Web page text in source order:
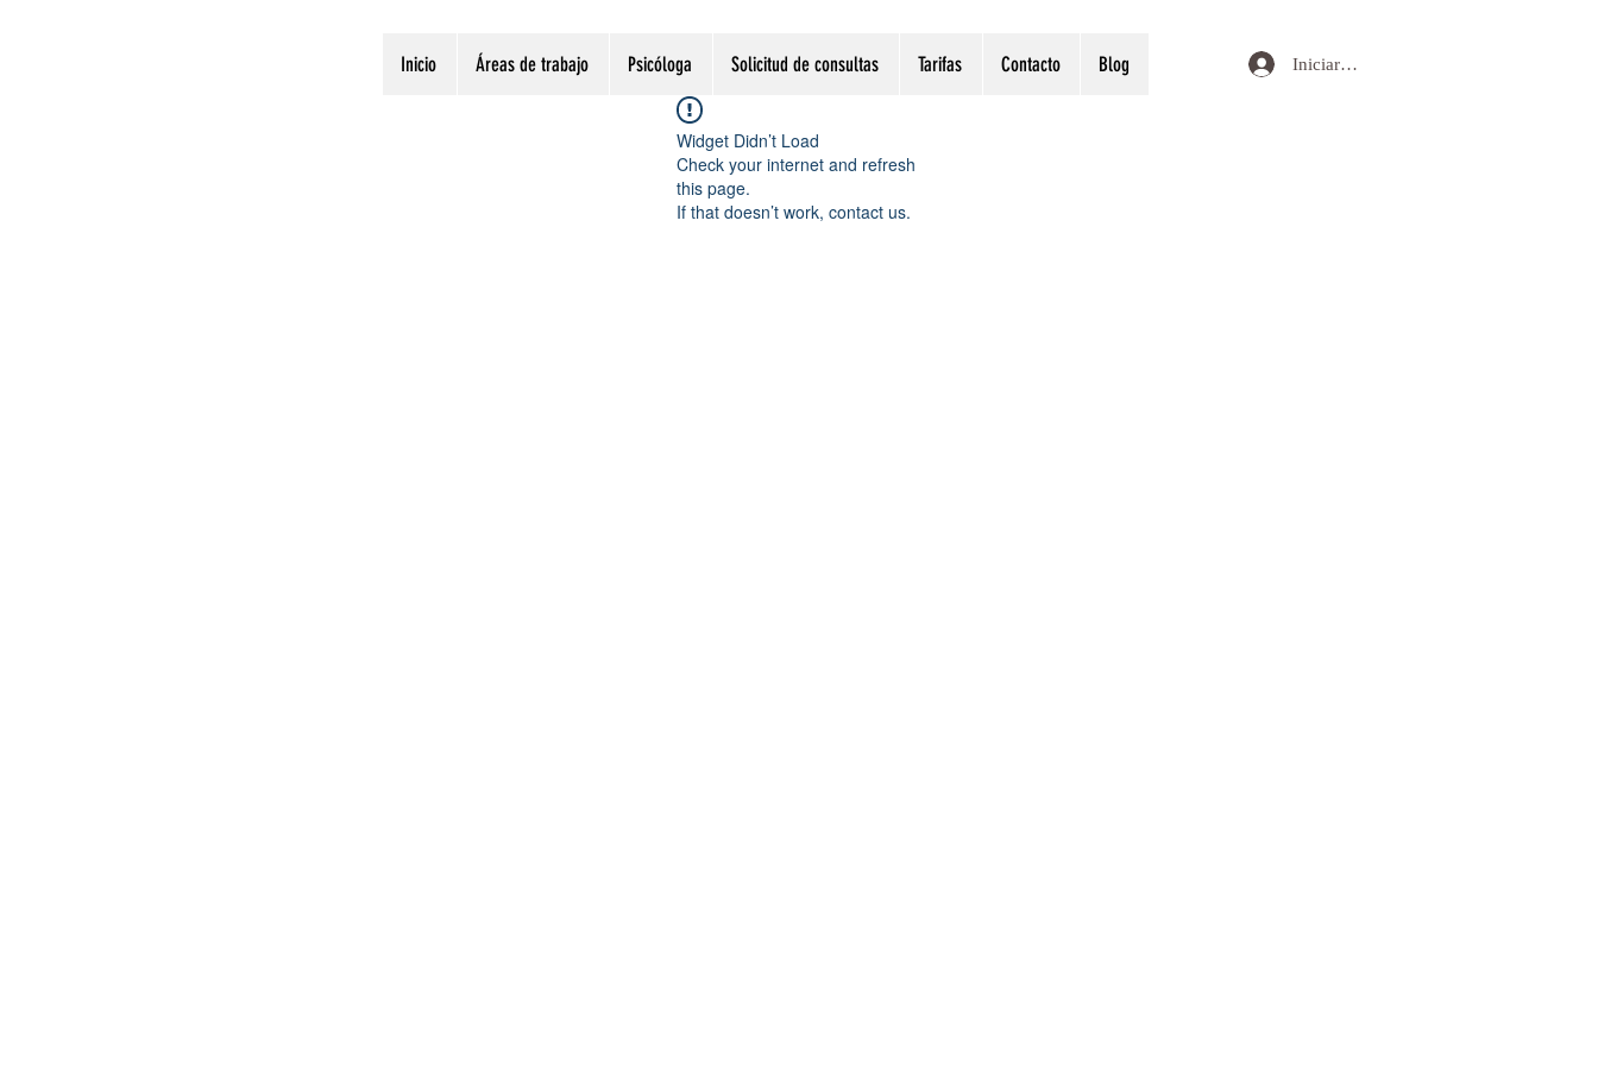
Inicio Áreas de trabajo Psicóloga Solicitud de consultas Tarifas Contacto Blog Iniciar sesión
Widget Didn’t Load
Check your internet and refresh
this page.
If that doesn’t work, contact us.